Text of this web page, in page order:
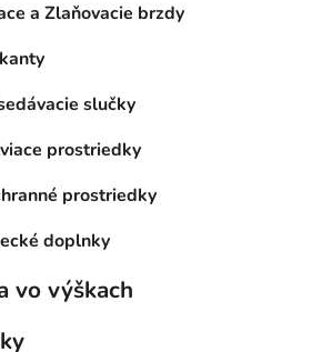
a Zlaňovacie brzdy
slučky
prostriedky
prostriedky
doplnky
vo výškach